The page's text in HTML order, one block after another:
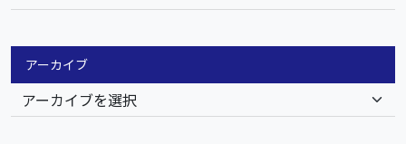
アーカイブ